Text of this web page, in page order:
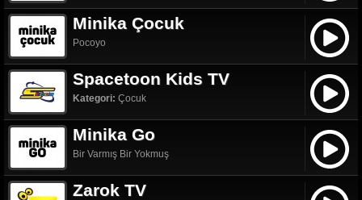
Minika Çocuk
Pocoyo
Spacetoon Kids TV
Kategori: Çocuk
Minika Go
Bir Varmış Bir Yokmuş
Zarok TV